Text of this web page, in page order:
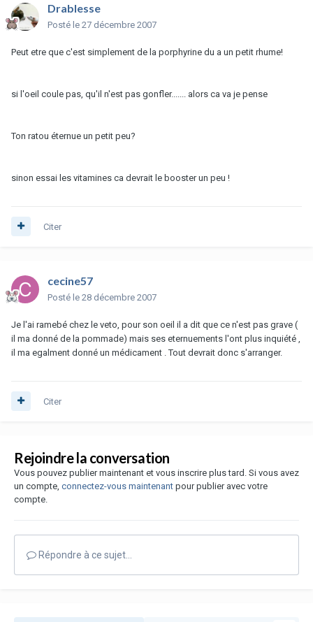
Drablesse
Posté le 27 décembre 2007
Peut etre que c'est simplement de la porphyrine du a un petit rhume!
si l'oeil coule pas, qu'il n'est pas gonfler....... alors ca va je pense
Ton ratou éternue un petit peu?
sinon essai les vitamines ca devrait le booster un peu !
Citer
cecine57
Posté le 28 décembre 2007
Je l'ai ramebé chez le veto, pour son oeil il a dit que ce n'est pas grave (
il ma donné de la pommade) mais ses eternuements l'ont plus inquiété ,
il ma egalment donné un médicament . Tout devrait donc s'arranger.
Citer
Rejoindre la conversation
Vous pouvez publier maintenant et vous inscrire plus tard. Si vous avez
un compte, connectez-vous maintenant pour publier avec votre
compte.
Répondre à ce sujet…